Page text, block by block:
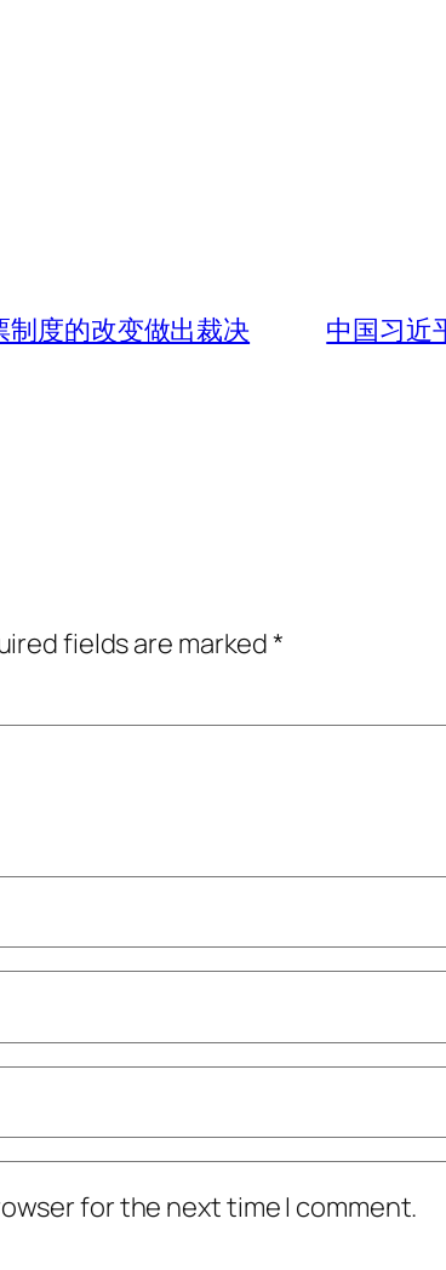
度的改变做出裁决 中国习近
fields are marked*
for the next time I comment.